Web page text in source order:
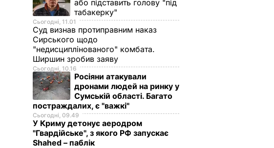
або підставить голову "під
табакерку"
Сьогодні, 11.01
Суд визнав протиправним наказ
Сирського щодо
"недисциплінованого" комбата.
Ширшин зробив заяву
Сьогодні, 10.16
Росіяни атакували
дронами людей на ринку у
Сумській області. Багато
постраждалих, є "важкі"
Сьогодні, 09.49
У Криму детонує аеродром
"Гвардійське", з якого РФ запускає
Shahed – паблік